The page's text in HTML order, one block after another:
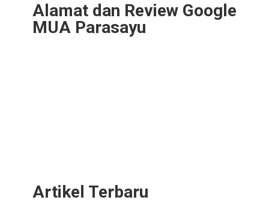
Alamat dan Review Google
MUA Parasayu
Artikel Terbaru